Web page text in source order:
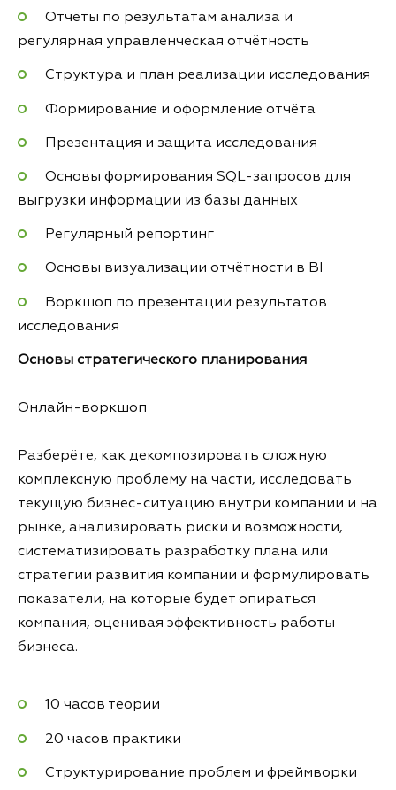
Отчёты по результатам анализа и
регулярная управленческая отчётность
Структура и план реализации исследования
Формирование и оформление отчёта
Презентация и защита исследования
Основы формирования SQL-запросов для
выгрузки информации из базы данных
Регулярный репортинг
Основы визуализации отчётности в BI
Воркшоп по презентации результатов
исследования
Основы стратегического планирования
Онлайн-воркшоп
Разберёте, как декомпозировать сложную
комплексную проблему на части, исследовать
текущую бизнес-ситуацию внутри компании и на
рынке, анализировать риски и возможности,
систематизировать разработку плана или
стратегии развития компании и формулировать
показатели, на которые будет опираться
компания, оценивая эффективность работы
бизнеса.
10 часов теории
20 часов практики
Структурирование проблем и фреймворки